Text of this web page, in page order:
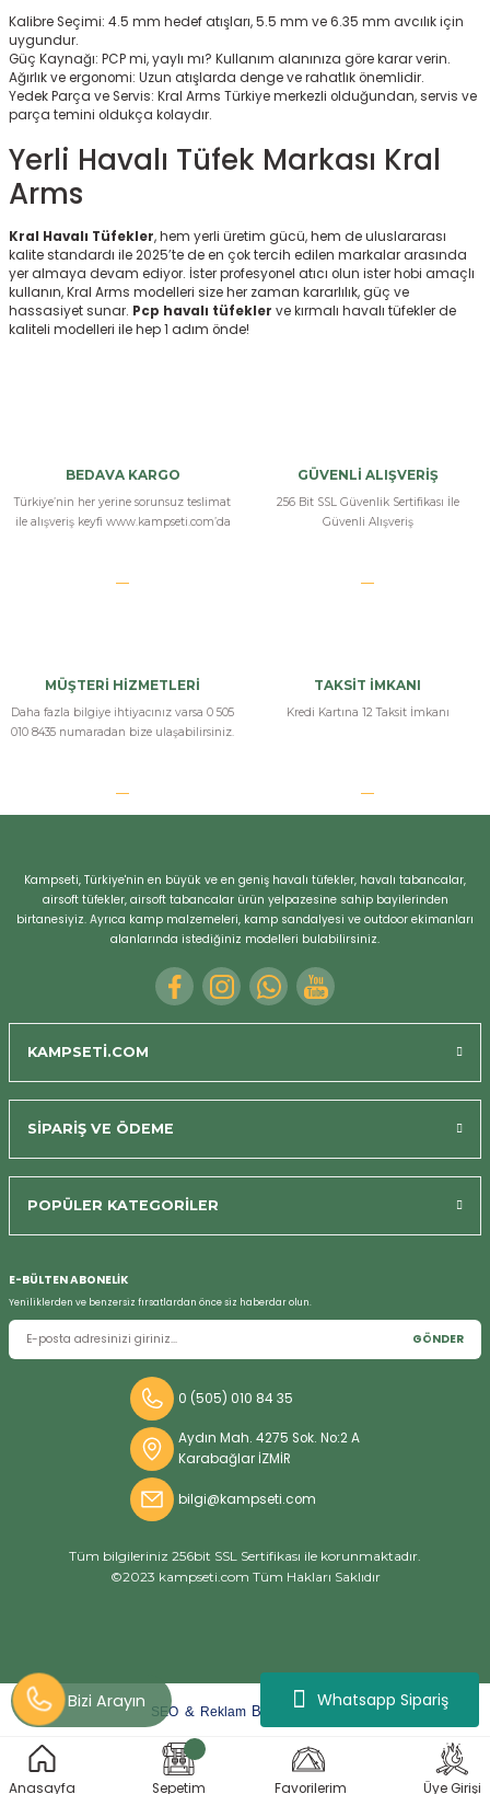
Whatsapp Sipariş
Anasayfa Sepetim Favorilerim Üye Girişi
Kalibre Seçimi: 4.5 mm hedef atışları, 5.5 mm ve 6.35 mm avcılık için
uygundur.
Güç Kaynağı: PCP mi, yaylı mı? Kullanım alanınıza göre karar verin.
Ağırlık ve ergonomi: Uzun atışlarda denge ve rahatlık önemlidir.
Yedek Parça ve Servis: Kral Arms Türkiye merkezli olduğundan, servis ve
parça temini oldukça kolaydır.
Yerli Havalı Tüfek Markası Kral
Arms
Kral Havalı Tüfekler, hem yerli üretim gücü, hem de uluslararası
kalite standardı ile 2025’te de en çok tercih edilen markalar arasında
yer almaya devam ediyor. İster profesyonel atıcı olun ister hobi amaçlı
kullanın, Kral Arms modelleri size her zaman kararlılık, güç ve
hassasiyet sunar. Pcp havalı tüfekler ve kırmalı havalı tüfekler de
kaliteli modelleri ile hep 1 adım önde!
BEDAVA KARGO
Türkiye’nin her yerine sorunsuz teslimat
ile alışveriş keyfi www.kampseti.com’da
GÜVENLİ ALIŞVERİŞ
256 Bit SSL Güvenlik Sertifikası İle
Güvenli Alışveriş
MÜŞTERİ HİZMETLERİ
Daha fazla bilgiye ihtiyacınız varsa 0 505
010 8435 numaradan bize ulaşabilirsiniz.
TAKSİT İMKANI
Kredi Kartına 12 Taksit İmkanı
Kampseti, Türkiye'nin en büyük ve en geniş havalı tüfekler, havalı tabancalar,
airsoft tüfekler, airsoft tabancalar ürün yelpazesine sahip bayilerinden
birtanesiyiz. Ayrıca kamp malzemeleri, kamp sandalyesi ve outdoor ekimanları
alanlarında istediğiniz modelleri bulabilirsiniz.
KAMPSETİ.COM
SİPARİŞ VE ÖDEME
POPÜLER KATEGORİLER
E-BÜLTEN ABONELİK
Yeniliklerden ve benzersiz fırsatlardan önce siz haberdar olun.
GÖNDER
0 (505) 010 84 35
Aydın Mah. 4275 Sok. No:2 A
Karabağlar İZMİR
bilgi@kampseti.com
Tüm bilgileriniz 256bit SSL Sertifikası ile korunmaktadır.
©2023 kampseti.com Tüm Hakları Saklıdır
Bizi Arayın
SEO & Reklam By aratify
ideasoft
e-